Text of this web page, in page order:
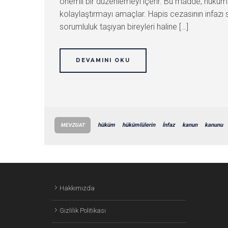
kolaylaştırmayı amaçlar. Hapis cezasının
sorumluluk taşıyan bireyleri haline […]
DEVAMINI OKU
MEVZUAT hüküm hükümlülerin İnfaz kanun kanunu
Hakkımızda
Gizlilik Politikası